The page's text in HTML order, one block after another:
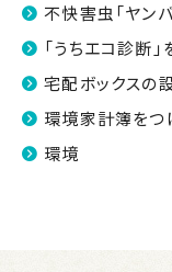
不快害虫「ヤン
「うちエコ診断
宅配ボックスの
環境家計簿をつ
環境